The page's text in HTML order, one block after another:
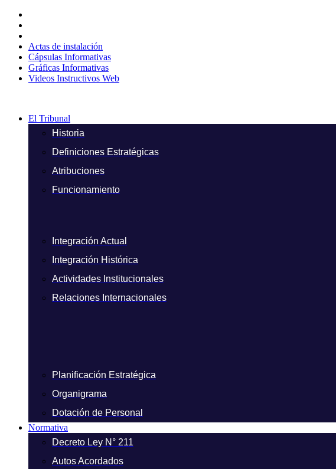
contenido
Actas de instalación
Cápsulas Informativas
Gráficas Informativas
Videos Instructivos Web
El Tribunal
Historia
Definiciones Estratégicas
Atribuciones
Funcionamiento
Integración Actual
Integración Histórica
Actividades Institucionales
Relaciones Internacionales
Planificación Estratégica
Organigrama
Dotación de Personal
Normativa
Decreto Ley N° 211
Autos Acordados